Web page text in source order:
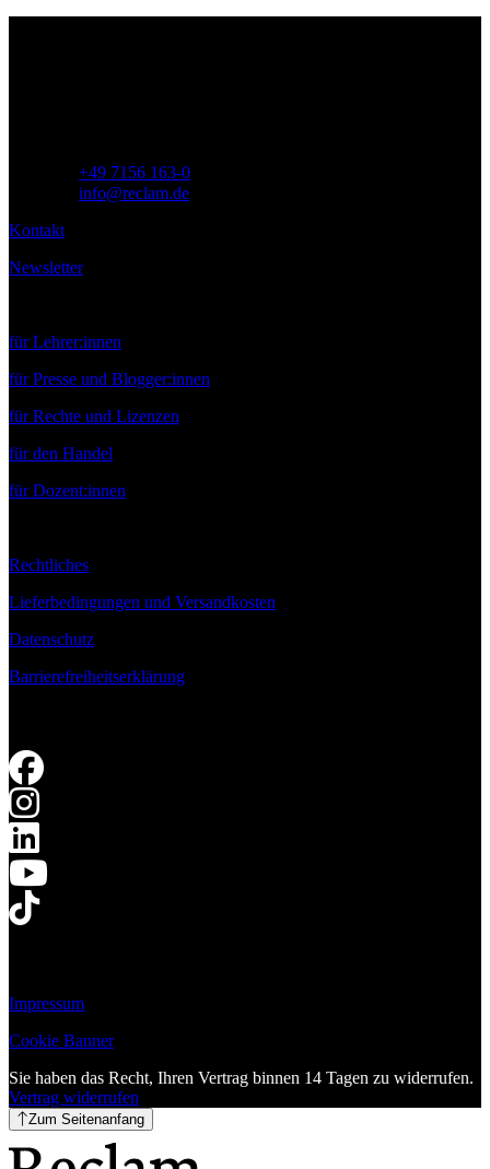
+49 7156 163-0
info@reclam.de
Kontakt
Newsletter
für Lehrer:innen
für Presse und Blogger:innen
für Rechte und Lizenzen
für den Handel
für Dozent:innen
Rechtliches
Lieferbedingungen und Versandkosten
Datenschutz
Barrierefreiheitserklärung
Impressum
Cookie Banner
Sie haben das Recht, Ihren Vertrag binnen 14 Tagen zu widerrufen.
Vertrag widerrufen
Zum Seitenanfang